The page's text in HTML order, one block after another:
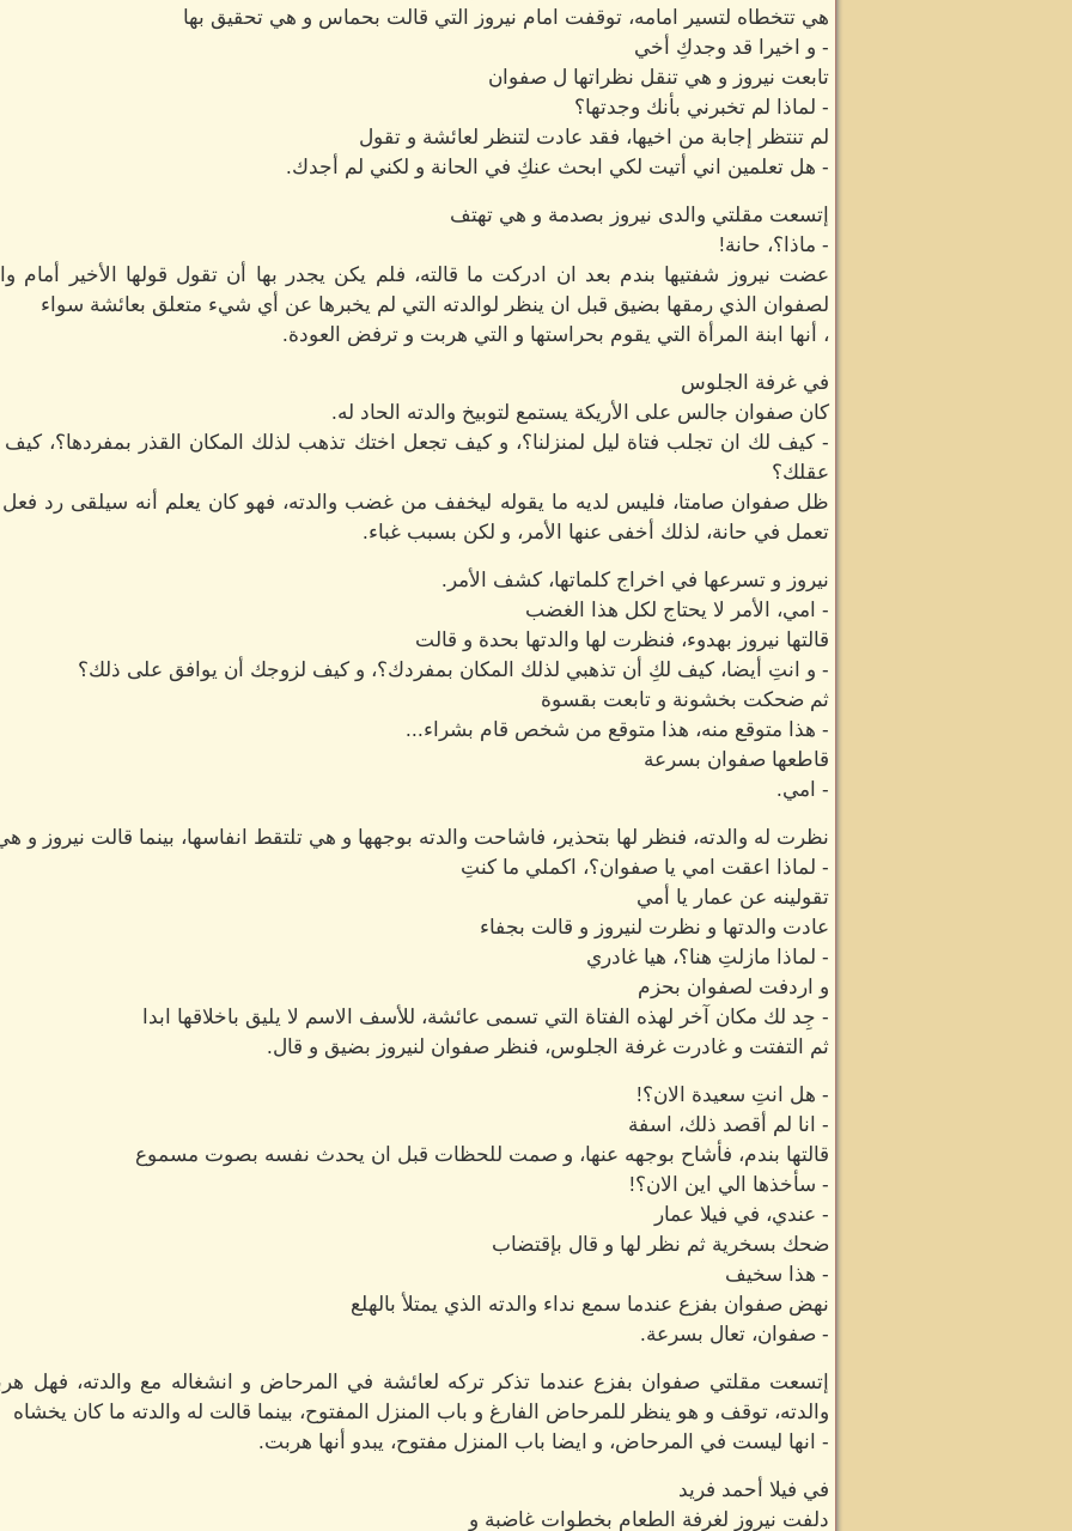
هي تتخطاه لتسير امامه، توقفت امام نيروز التي قالت بحماس و هي تحقيق بها
- و اخيرا قد وجدكِ أخي
تابعت نيروز و هي تنقل نظراتها ل صفوان
- لماذا لم تخبرني بأنك وجدتها؟
لم تنتظر إجابة من اخيها، فقد عادت لتنظر لعائشة و تقول
- هل تعلمين اني أتيت لكي ابحث عنكِ في الحانة و لكني لم أجدك.
إتسعت مقلتي والدى نيروز بصدمة و هي تهتف
- ماذا؟، حانة!
عضت نيروز شفتيها بندم بعد ان ادركت ما قالته، فلم يكن يجدر بها أن تقول قولها الأخير أمام
لصفوان الذي رمقها بضيق قبل ان ينظر لوالدته التي لم يخبرها عن أي شيء متعلق بعائشة سواء
، أنها ابنة المرأة التي يقوم بحراستها و التي هربت و ترفض العودة.
في غرفة الجلوس
كان صفوان جالس على الأريكة يستمع لتوبيخ والدته الحاد له.
- كيف لك ان تجلب فتاة ليل لمنزلنا؟، و كيف تجعل اختك تذهب لذلك المكان القذر بمفردها؟،
عقلك؟
ظل صفوان صامتا، فليس لديه ما يقوله ليخفف من غضب والدته، فهو كان يعلم أنه سيلقى رد
تعمل في حانة، لذلك أخفى عنها الأمر، و لكن بسبب غباء.
نيروز و تسرعها في اخراج كلماتها، كشف الأمر.
- امي، الأمر لا يحتاج لكل هذا الغضب
قالتها نيروز بهدوء، فنظرت لها والدتها بحدة و قالت
- و انتِ أيضا، كيف لكِ أن تذهبي لذلك المكان بمفردك؟، و كيف لزوجك أن يوافق على ذلك؟
ثم ضحكت بخشونة و تابعت بقسوة
- هذا متوقع منه، هذا متوقع من شخص قام بشراء...
قاطعها صفوان بسرعة
- امي.
نظرت له والدته، فنظر لها بتحذير، فاشاحت والدته بوجهها و هي تلتقط انفاسها، بينما قالت نيروز
- لماذا اعقت امي يا صفوان؟، اكملي ما كنتِ
تقولينه عن عمار يا أمي
عادت والدتها و نظرت لنيروز و قالت بجفاء
- لماذا مازلتِ هنا؟، هيا غادري
و اردفت لصفوان بحزم
- جِد لك مكان آخر لهذه الفتاة التي تسمى عائشة، للأسف الاسم لا يليق باخلاقها ابدا
ثم التفتت و غادرت غرفة الجلوس، فنظر صفوان لنيروز بضيق و قال.
- هل انتِ سعيدة الان؟!
- انا لم أقصد ذلك، اسفة
قالتها بندم، فأشاح بوجهه عنها، و صمت للحظات قبل ان يحدث نفسه بصوت مسموع
- سأخذها الي اين الان؟!
- عندي، في فيلا عمار
ضحك بسخرية ثم نظر لها و قال بإقتضاب
- هذا سخيف
نهض صفوان بفزع عندما سمع نداء والدته الذي يمتلأ بالهلع
- صفوان، تعال بسرعة.
إتسعت مقلتي صفوان بفزع عندما تذكر تركه لعائشة في المرحاض و انشغاله مع والدته، فهل
والدته، توقف و هو ينظر للمرحاض الفارغ و باب المنزل المفتوح، بينما قالت له والدته ما كان يخشاه
- انها ليست في المرحاض، و ايضا باب المنزل مفتوح، يبدو أنها هربت.
في فيلا أحمد فريد
دلفت نيروز لغرفة الطعام بخطوات غاضبة و